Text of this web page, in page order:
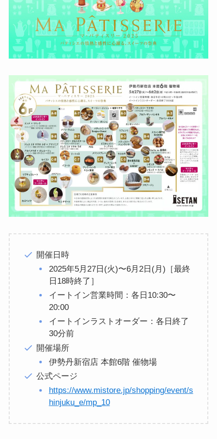
開催日時
2025年5月27日(火)〜6月2日(月)［最終
日18時終了］
イートイン営業時間：各日10:30〜
20:00
イートインラストオーダー：各日終了
30分前
開催場所
伊勢丹新宿店 本館6階 催物場
公式ページ
https://www.mistore.jp/shopping/event/s
hinjuku_e/mp_10